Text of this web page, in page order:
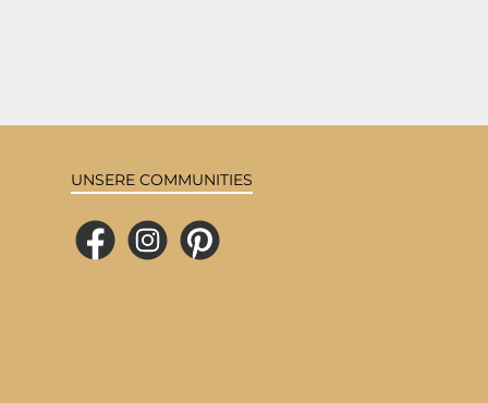
UNSERE COMMUNITIES
FacebookInstagramPinterest